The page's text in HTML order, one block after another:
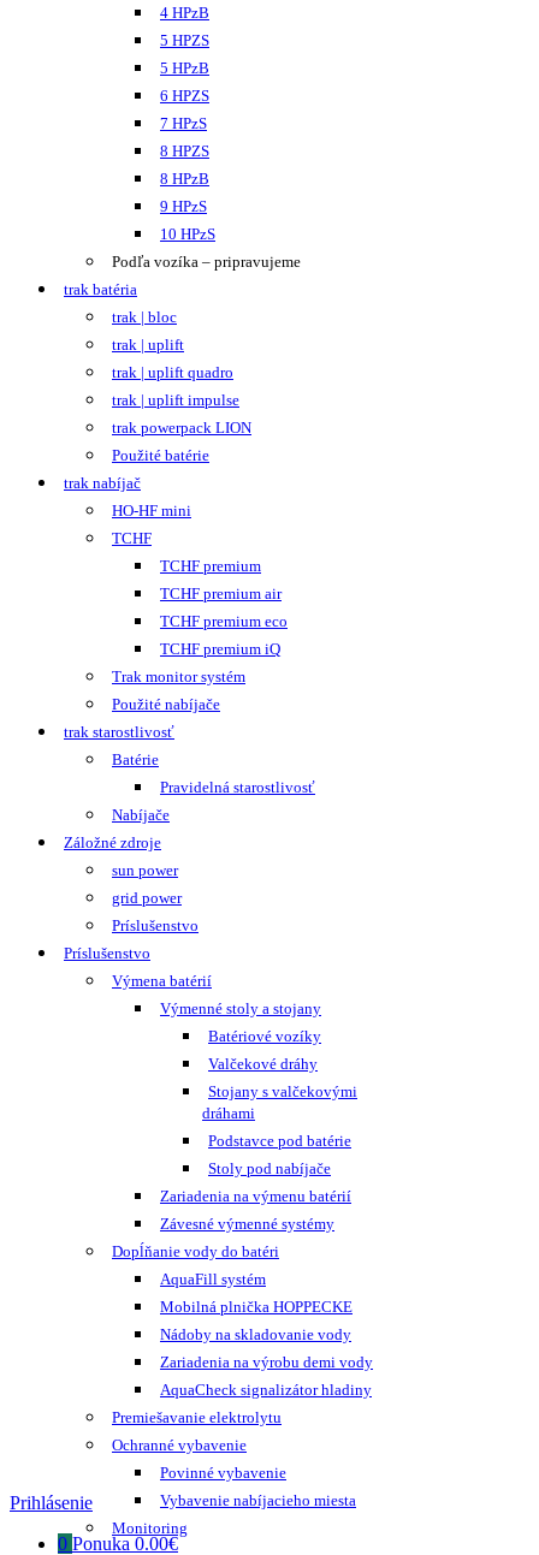
4 HPzB
5 HPZS
5 HPzB
6 HPZS
7 HPzS
8 HPZS
8 HPzB
9 HPzS
10 HPzS
Podľa vozíka – pripravujeme
trak batéria
trak | bloc
trak | uplift
trak | uplift quadro
trak | uplift impulse
trak powerpack LION
Použité batérie
trak nabíjač
HO-HF mini
TCHF
TCHF premium
TCHF premium air
TCHF premium eco
TCHF premium iQ
Trak monitor systém
Použité nabíjače
trak starostlivosť
Batérie
Pravidelná starostlivosť
Nabíjače
Záložné zdroje
sun power
grid power
Príslušenstvo
Príslušenstvo
Výmena batérií
Výmenné stoly a stojany
Batériové vozíky
Valčekové dráhy
Stojany s valčekovými
dráhami
Podstavce pod batérie
Stoly pod nabíjače
Zariadenia na výmenu batérií
Závesné výmenné systémy
Dopĺňanie vody do batéri
AquaFill systém
Mobilná plnička HOPPECKE
Nádoby na skladovanie vody
Zariadenia na výrobu demi vody
AquaCheck signalizátor hladiny
Premiešavanie elektrolytu
Ochranné vybavenie
Povinné vybavenie
Vybavenie nabíjacieho miesta
Monitoring
Prihlásenie
0 Ponuka 0.00€